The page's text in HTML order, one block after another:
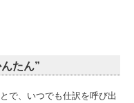
たん”
で、いつでも仕訳を呼び出